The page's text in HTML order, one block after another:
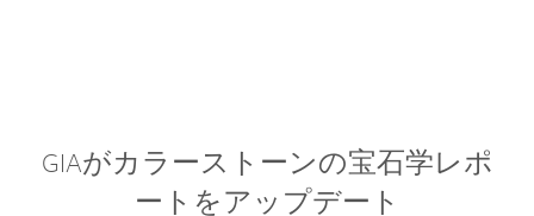
GIAがカラーストーンの宝石学レポ
ートをアップデート